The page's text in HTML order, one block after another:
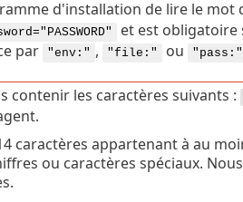
d'installation de lire le mot
et est obligatoire
par "env:" , "file:" ou "pass:"
contenir les caractères suivants :
caractères appartenant à au
ou caractères spéciaux.